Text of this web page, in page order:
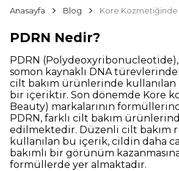
Anasayfa Blog
PDRN Nedir?
PDRN
somon kaynaklı DNA
cilt bakım ürünlerinde
bir içeriktir. Son dönemde Kore
Beauty) markalarının
PDRN, farklı cilt bakım
edilmektedir. Düzenli cilt bakım
kullanılan bu içerik, cildin daha
bakımlı bir görünüm
formüllerde yer almaktadır.